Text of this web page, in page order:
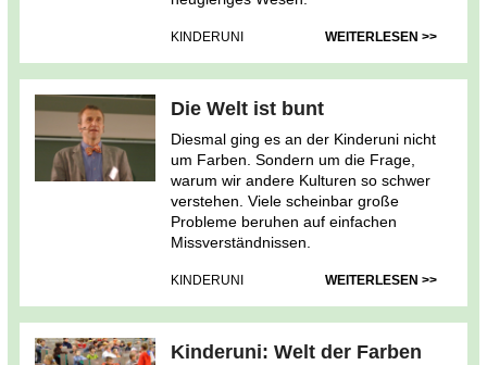
KINDERUNI WEITERLESEN >>
Die Welt ist bunt
Diesmal ging es an der Kinderuni nicht
um Farben. Sondern um die Frage,
warum wir andere Kulturen so schwer
verstehen. Viele scheinbar große
Probleme beruhen auf einfachen
Missverständnissen.
KINDERUNI WEITERLESEN >>
Kinderuni: Welt der Farben